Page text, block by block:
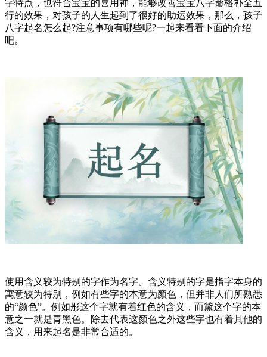
字特点，也符合宝宝的喜用神，能够改善宝宝八字命格补全五
行的效果，对孩子的人生起到了很好的助运效果，那么，孩子
八字起名怎么起?注意事项有哪些呢?一起来看看下面的介绍
吧。
使用含义较为特别的字作为名字。含义特别的字是指字本身的
寓意较为特别，例如有些字的本意为颜色，但并非人们所熟悉
的“颜色”。例如彤这个字就有着红色的含义，而黛这个字的本
意之一就是青黑色。除去代表这颜色之外这些字也有着其他的
含义，用来起名是非常合适的。